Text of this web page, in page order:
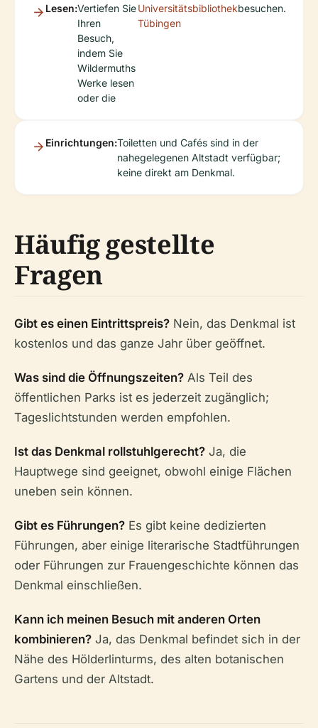
Lesen:Vertiefen Sie
Ihren
Besuch,
indem Sie
Wildermuths
Werke lesen
oder die
Universitätsbibliothek
Tübingen
besuchen.
Einrichtungen:Toiletten und Cafés sind in der
nahegelegenen Altstadt verfügbar;
keine direkt am Denkmal.
Häufig gestellte
Fragen
Gibt es einen Eintrittspreis? Nein, das Denkmal ist
kostenlos und das ganze Jahr über geöffnet.
Was sind die Öffnungszeiten? Als Teil des
öffentlichen Parks ist es jederzeit zugänglich;
Tageslichtstunden werden empfohlen.
Ist das Denkmal rollstuhlgerecht? Ja, die
Hauptwege sind geeignet, obwohl einige Flächen
uneben sein können.
Gibt es Führungen? Es gibt keine dedizierten
Führungen, aber einige literarische Stadtführungen
oder Führungen zur Frauengeschichte können das
Denkmal einschließen.
Kann ich meinen Besuch mit anderen Orten
kombinieren? Ja, das Denkmal befindet sich in der
Nähe des Hölderlinturms, des alten botanischen
Gartens und der Altstadt.